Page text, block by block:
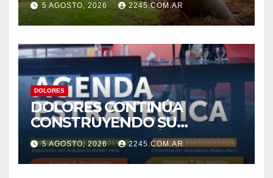
DESAGÜES
5 AGOSTO, 2026 2245.COM.AR
DOLORES
DOLORES CONTINÚA
CONSTRUYENDO SU
AGENDA ESTRATÉGICA CON
NUEVAS JORNADAS
PARTICIPATIVAS
5 AGOSTO, 2026 2245.COM.AR